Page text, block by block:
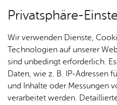
Über­sicht Bür­ger &
Dienst­leis­tun­gen A–Z
Privatsphäre-
Wir verwenden Dienste,
Technologien auf unserer
sind unbedingt erforderlich.
Daten, wie z. B. IP-Adressen
und Inhalte oder Messungen
verarbeitet werden.